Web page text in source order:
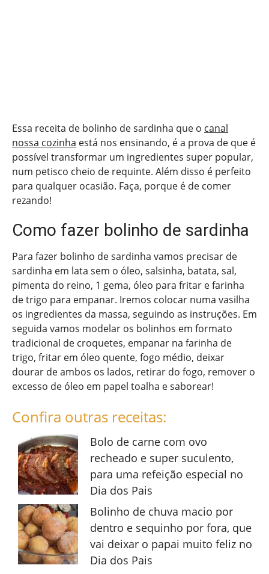
Essa receita de bolinho de sardinha que o canal
nossa cozinha está nos ensinando, é a prova de que é
possível transformar um ingredientes super popular,
num petisco cheio de requinte. Além disso é perfeito
para qualquer ocasião. Faça, porque é de comer
rezando!
Como fazer bolinho de sardinha
Para fazer bolinho de sardinha vamos precisar de
sardinha em lata sem o óleo, salsinha, batata, sal,
pimenta do reino, 1 gema, óleo para fritar e farinha
de trigo para empanar. Iremos colocar numa vasilha
os ingredientes da massa, seguindo as instruções. Em
seguida vamos modelar os bolinhos em formato
tradicional de croquetes, empanar na farinha de
trigo, fritar em óleo quente, fogo médio, deixar
dourar de ambos os lados, retirar do fogo, remover o
excesso de óleo em papel toalha e saborear!
Confira outras receitas:
Bolo de carne com ovo
recheado e super suculento,
para uma refeição especial no
Dia dos Pais
Bolinho de chuva macio por
dentro e sequinho por fora, que
vai deixar o papai muito feliz no
Dia dos Pais